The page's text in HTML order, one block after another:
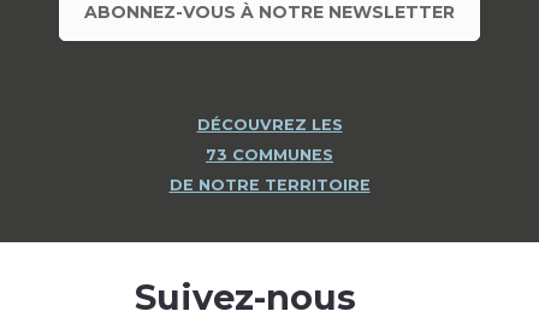
ABONNEZ-VOUS À NOTRE NEWSLETTER
DÉCOUVREZ LES
73 COMMUNES
DE NOTRE TERRITOIRE
Suivez-nous